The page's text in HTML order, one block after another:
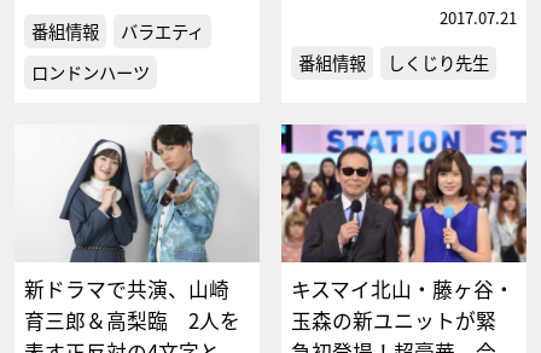
番組情報
バラエティ
ロンドンハーツ
2017.07.21
番組情報 しくじり先生
新ドラマで共演、山崎
育三郎＆高梨臨 2人を
キスマイ北山・藤ヶ谷・
玉森の新ユニットが緊